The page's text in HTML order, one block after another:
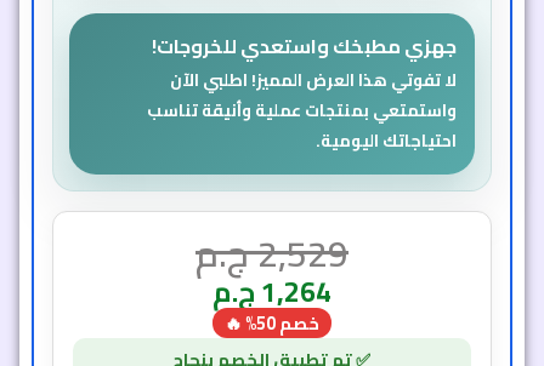
جهزي مطبخك واستعدي للخروجات!
لا تفوتي هذا العرض المميز! اطلبي الآن
واستمتعي بمنتجات عملية وأنيقة تناسب
احتياجاتك اليومية.
2,529ج.م
1,264ج.م
خصم 50% 🔥